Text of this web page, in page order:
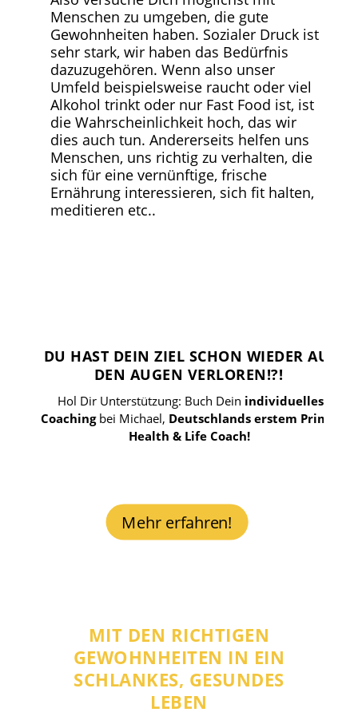
Menschen zu umgeben, die gute
Gewohnheiten haben. Sozialer Druck ist
sehr stark, wir haben das Bedürfnis
dazuzugehören. Wenn also unser
Umfeld beispielsweise raucht oder viel
Alkohol trinkt oder nur Fast Food ist, ist
die Wahrscheinlichkeit hoch, das wir
dies auch tun. Andererseits helfen uns
Menschen, uns richtig zu verhalten, die
sich für eine vernünftige, frische
Ernährung interessieren, sich fit halten,
meditieren etc..
DU HAST DEIN ZIEL SCHON WIEDER AUS
DEN AUGEN VERLOREN!?!
Hol Dir Unterstützung: Buch Dein individuelles
Coaching bei Michael, Deutschlands erstem Primal
Health & Life Coach!
Mehr erfahren!
MIT DEN RICHTIGEN
GEWOHNHEITEN IN EIN
SCHLANKES, GESUNDES
LEBEN